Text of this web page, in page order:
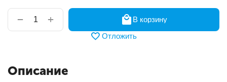
+
−
В корзину
Отложить
Описание